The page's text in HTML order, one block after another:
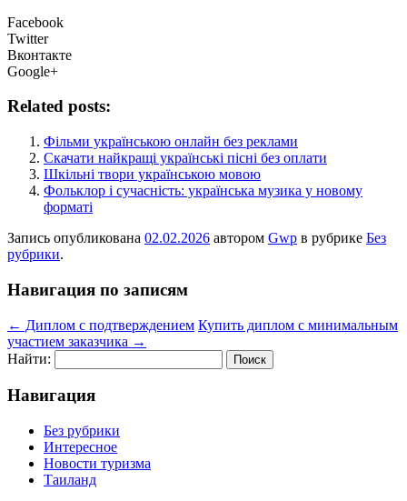
Facebook
Twitter
Вконтакте
Google+
Related posts:
Фільми українською онлайн без реклами
Скачати найкращі українські пісні без оплати
Шкільні твори українською мовою
Фольклор і сучасність: українська музика у новому
форматі
Запись опубликована 02.02.2026 автором Gwp в рубрике Без
рубрики.
Навигация по записям
← Диплом с подтверждением Купить диплом с минимальным
участием заказчика →
Найти:
Навигация
Без рубрики
Интересное
Новости туризма
Таиланд